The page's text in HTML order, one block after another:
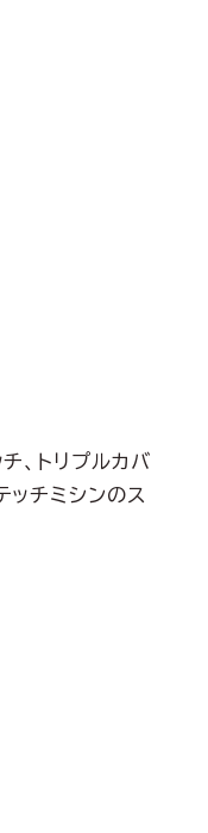
、トリプルカバ
ッチミシンのス